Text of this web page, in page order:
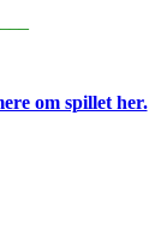
om spillet her.